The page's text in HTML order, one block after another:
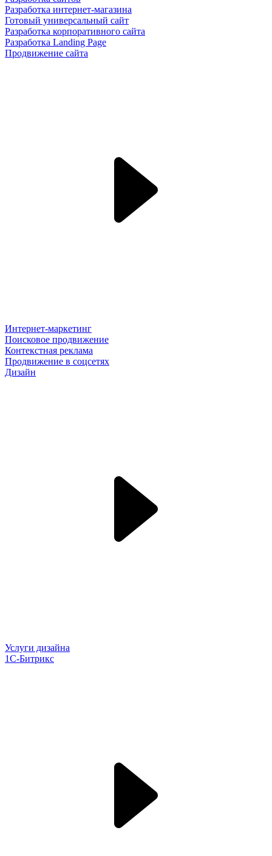
Разработка интернет-магазина
Готовый универсальный сайт
Разработка корпоративного сайта
Разработка Landing Page
Продвижение сайта
Интернет-маркетинг
Поисковое продвижение
Контекстная реклама
Продвижение в соцсетях
Дизайн
Услуги дизайна
1С-Битрикс